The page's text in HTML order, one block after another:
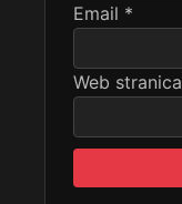
Email *
Web stranica